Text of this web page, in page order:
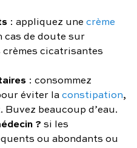
: appliquez une crème
cas de doute sur
cicatrisantes
: consommez
éviter laconstipation,
beaucoup d’eau.
? si les
ou abondants ou